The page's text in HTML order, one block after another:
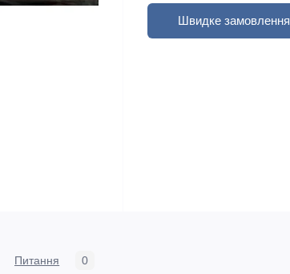
Швидке замовлення
Питання 0